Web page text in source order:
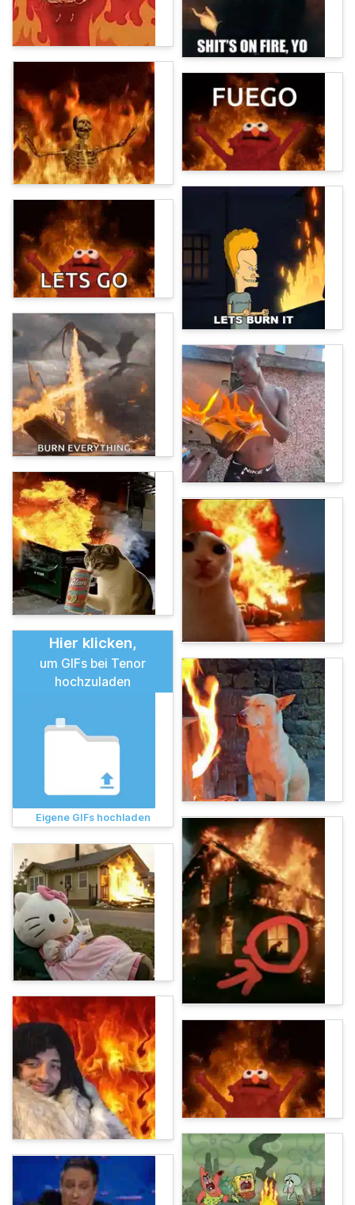
Hier klicken,
um GIFs bei Tenor
hochzuladen
Eigene GIFs hochladen